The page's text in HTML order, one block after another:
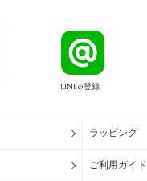
LINE@登録
ラッピング
ご利用ガイド